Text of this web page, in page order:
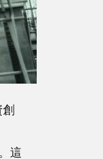
這